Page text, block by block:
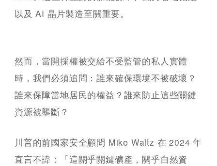
以及 AI 晶片製造至關重要。
然而，當開採權被交給不受監管的私人實體
時，我們必須追問：誰來確保環境不被破壞？
誰來保障當地居民的權益？誰來防止這些關鍵
資源被壟斷？
川普的前國家安全顧問 Mike Waltz 在 2024 年
直言不諱：「這關乎關鍵礦產，關乎自然資